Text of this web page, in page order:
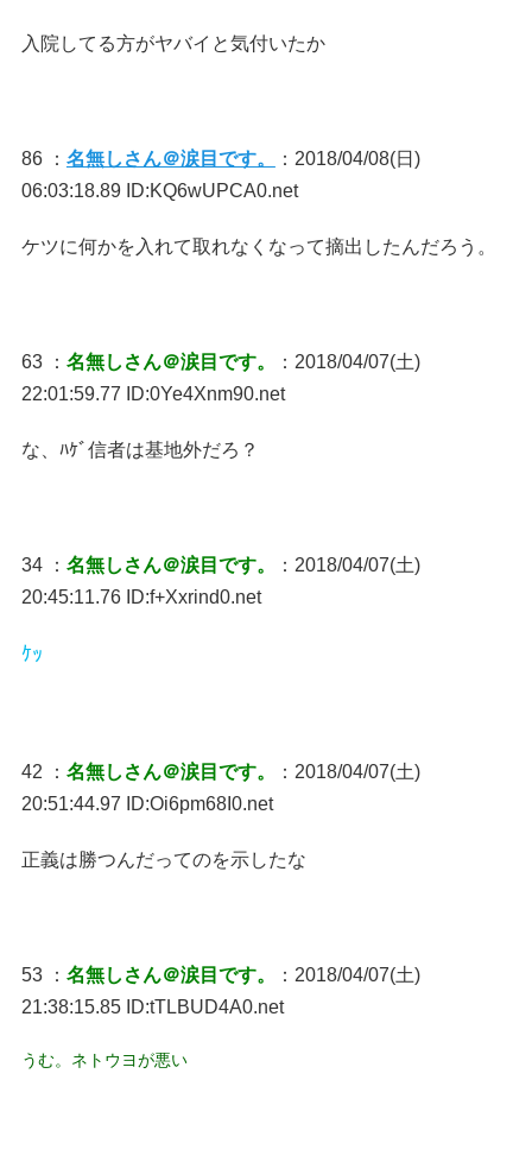
入院してる方がヤバイと気付いたか
86 ： 名無しさん＠涙目です。
：2018/04/08(日)
06:03:18.89 ID:KQ6wUPCA0.net
ケツに何かを入れて取れなくなって摘出したんだろう。
63 ： 名無しさん＠涙目です。
：2018/04/07(土)
22:01:59.77 ID:0Ye4Xnm90.net
な、ﾊｹﾞ信者は基地外だろ？
34 ： 名無しさん＠涙目です。
：2018/04/07(土)
20:45:11.76 ID:f+Xxrind0.net
ｹｯ
42 ： 名無しさん＠涙目です。
：2018/04/07(土)
20:51:44.97 ID:Oi6pm68I0.net
正義は勝つんだってのを示したな
53 ： 名無しさん＠涙目です。
：2018/04/07(土)
21:38:15.85 ID:tTLBUD4A0.net
うむ。ネトウヨが悪い